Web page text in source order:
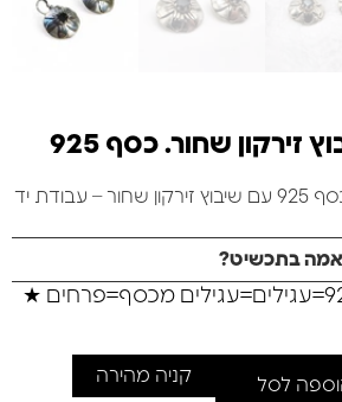
עגילי פרח בשיבוץ זירקון שחור. כסף 925
יד
בתכשיט?
=עגילים=עגילים מכסף=פרחים ★
לסל קניה מהירה